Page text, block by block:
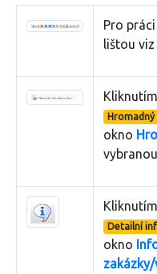
Pro
lištou viz
okno
Detailní
okno